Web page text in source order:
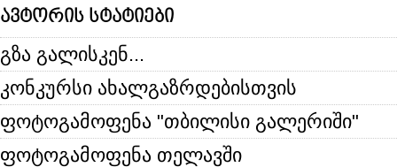
ავტორის სტატიები
გზა გალისკენ...
კონკურსი ახალგაზრდებისთვის
ფოტოგამოფენა "თბილისი გალერიში"
ფოტოგამოფენა თელავში